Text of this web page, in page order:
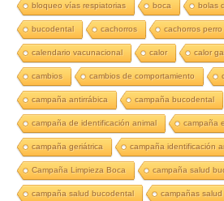
bloqueo vías respiatorias boca bolas
bucodental cachorros cachorros
calendario vacunacional calor calor
cambios cambios de comportamiento
campaña antirrábica campaña bucodental
campaña de identificación animal campaña
campaña geriátrica campaña identificación
Campaña Limpieza Boca campaña salud
campaña salud bucodental campañas